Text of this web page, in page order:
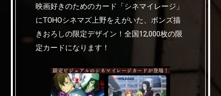
映画好きのためのカード「シネマイレージ」
にTOHOシネマズ上野をえがいた、ボンズ描
きおろしの限定デザイン！全国12,000枚の限
定カードになります！